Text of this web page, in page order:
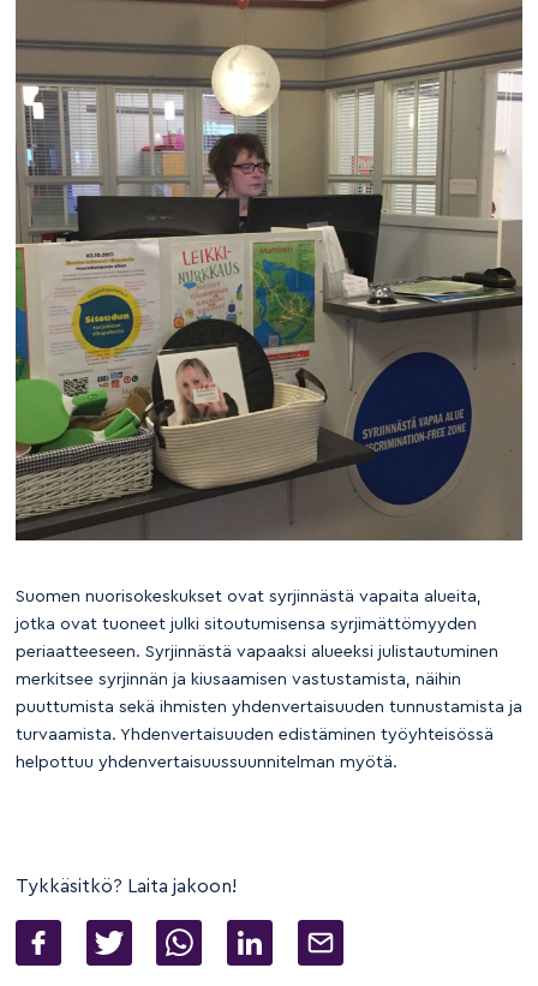
Suomen nuorisokeskukset ovat syrjinnästä vapaita alueita,
jotka ovat tuoneet julki sitoutumisensa syrjimättömyyden
periaatteeseen. Syrjinnästä vapaaksi alueeksi julistautuminen
merkitsee syrjinnän ja kiusaamisen vastustamista, näihin
puuttumista sekä ihmisten yhdenvertaisuuden tunnustamista ja
turvaamista. Yhdenvertaisuuden edistäminen työyhteisössä
helpottuu yhdenvertaisuussuunnitelman myötä.
Tykkäsitkö? Laita jakoon!